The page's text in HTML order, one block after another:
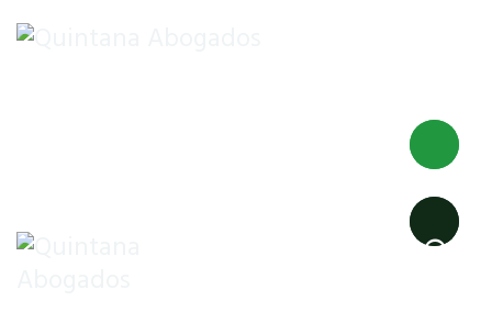
INICIO
EMPRENDEDORES